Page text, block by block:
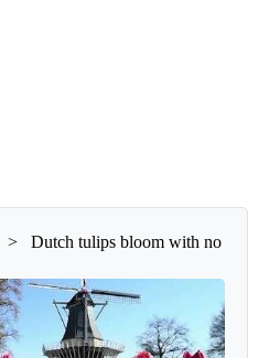
>
Dutch tulips bloom with no